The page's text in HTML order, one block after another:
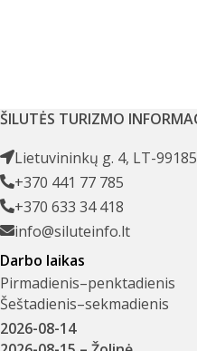
ŠILUTĖS TURIZMO
Lietuvininkų g. 4, LT-
+370 441 77 785
+370 633 34 418
info@siluteinfo.lt
Darbo laikas
Pirmadienis–penktadienis
Šeštadienis–sekmadienis
2026-08-14